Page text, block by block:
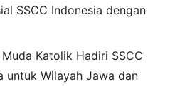
SSCC Indonesia dengan
Katolik Hadiri SSCC
untuk Wilayah Jawa dan